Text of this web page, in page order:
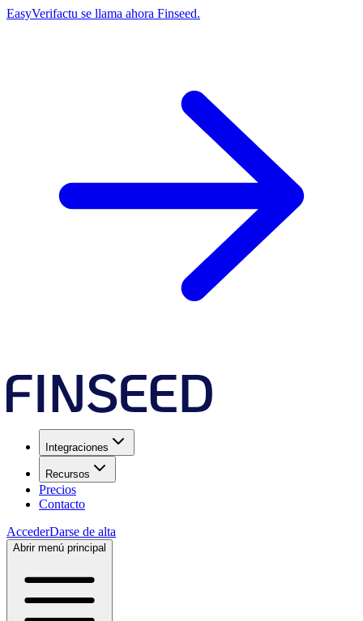
EasyVerifactu se llama ahora Finseed.
Integraciones
Recursos
Precios
Contacto
AccederDarse de alta
Abrir menú principal